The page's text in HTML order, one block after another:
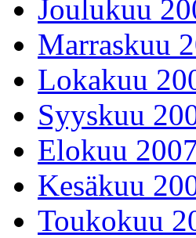
Joulukuu
Marraskuu
Lokakuu
Syyskuu
Elokuu
Kesäkuu
Toukokuu